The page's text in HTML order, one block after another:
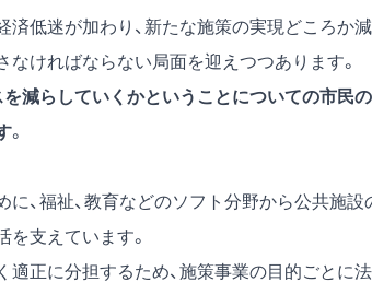
低迷が加わり、新たな施策の実現どころか
ければならない局面を迎えつつあります。
減らしていくかということについての市民
。
、福祉、教育などのソフト分野から公共施設
支えています。
適正に分担するため、施策事業の目的ごとに